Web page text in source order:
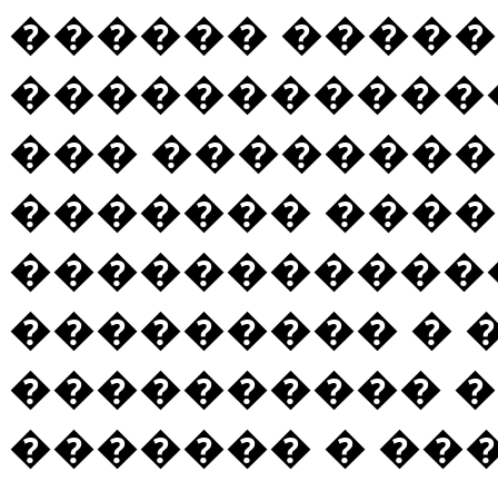
������
���
�������
��������� �
����������
������� �